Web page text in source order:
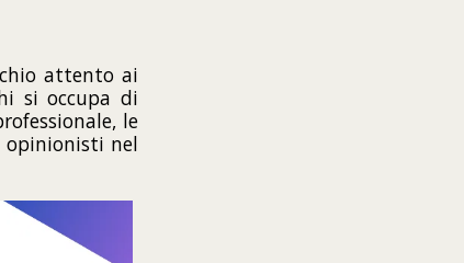
attento ai
si occupa di
le
opinionisti nel